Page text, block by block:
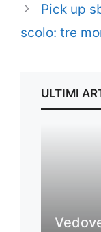
Pick up
scolo: tre
ULTIMI